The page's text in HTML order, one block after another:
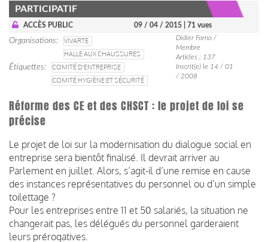
PARTICIPATIF
ACCÈS PUBLIC 09 / 04 / 2015 | 71 vues
Organisations
VIVARTE
HALLE AUX CHAUSSURES
Étiquettes
COMITÉ D'ENTREPRISE
COMITÉ HYGIÈNE ET SÉCURITÉ
Didier Forno /
Membre
Articles : 137
Inscrit(e) le 14 / 01
/ 2008
Réforme des CE et des CHSCT : le projet de loi se
précise
Le projet de loi sur la modernisation du dialogue social en
entreprise sera bientôt finalisé. Il devrait arriver au
Parlement en juillet. Alors, s’agit-il d’une remise en cause
des instances représentatives du personnel ou d’un simple
toilettage ?
Pour les entreprises entre 11 et 50 salariés, la situation ne
changerait pas, les délégués du personnel garderaient
leurs prérogatives.